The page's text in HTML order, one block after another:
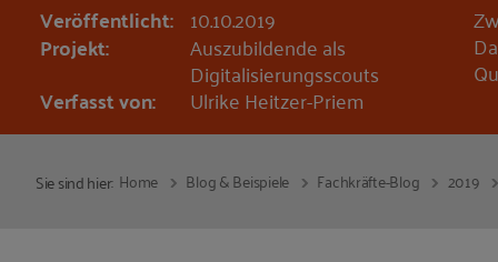
Veröffentlicht: 10.10.2019
Projekt: Auszubildende als
Digitalisierungsscouts
Verfasst von: Ulrike Heitzer-Priem
Sie sind hier: Home Blog & Beispiele Fachkräfte-Blog 2019